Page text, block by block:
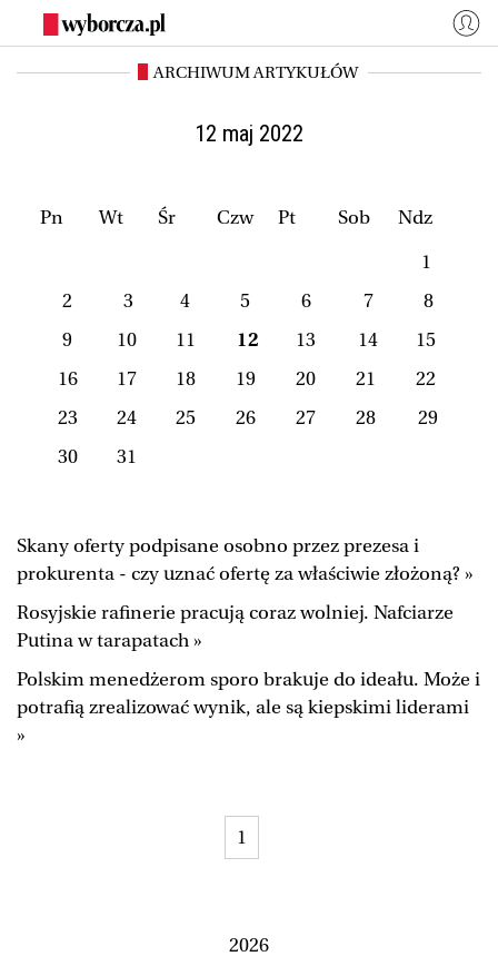
WYBORCZA.PL
Świat
Wyborcza.biz Co jest grane24
Magazyny BIQdata
Jutronauci Osiem Dziewięć
NASZE SERWISY
Ale Historia Magazyn Świąteczny
Tylko Zdrowie The Wall Street Journal
Jutronauci
Tech Wiadomości
Serwisy lokalne Inne serwisy
ARCHIWUM ARTYKUŁÓW
12 maj 2022
Pn Wt Śr Czw Pt Sob
Ndz
1
2
3 4 5 6 7
8
9
10 11 12 13 14
15
16
17 18 19 20 21
22
23
24 25 26 27 28
29
30
31
Skany oferty podpisane osobno przez prezesa i
prokurenta - czy uznać ofertę za właściwie złożoną? »
Rosyjskie rafinerie pracują coraz wolniej. Nafciarze
Putina w tarapatach »
Polskim menedżerom sporo brakuje do ideału. Może i
potrafią zrealizować wynik, ale są kiepskimi liderami
»
1
2026